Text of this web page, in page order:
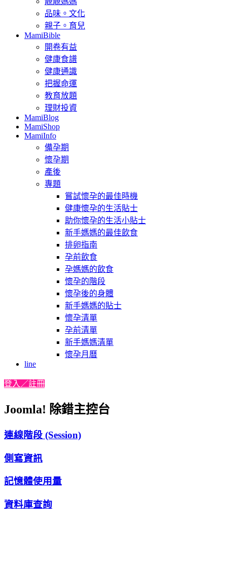
品味。文化
親子。育兒
MamiBible
開卷有益
健康食譜
健康通識
把握命運
教育放題
理財投資
MamiBlog
MamiShop
MamiInfo
備孕期
懷孕期
產後
專題
嘗試懷孕的最佳時機
健康懷孕的生活貼士
助你懷孕的生活小貼士
新手媽媽的最佳飲食
排卵指南
孕前飲食
孕媽媽的飲食
懷孕的階段
懷孕後的身體
新手媽媽的貼士
懷孕清單
孕前清單
新手媽媽清單
懷孕月曆
line
登入／註冊
Joomla! 除錯主控台
連線階段 (Session)
側寫資訊
記憶體使用量
資料庫查詢